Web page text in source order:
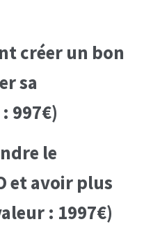
créer un bon
sa
997€)
le
et avoir plus
: 1997€)